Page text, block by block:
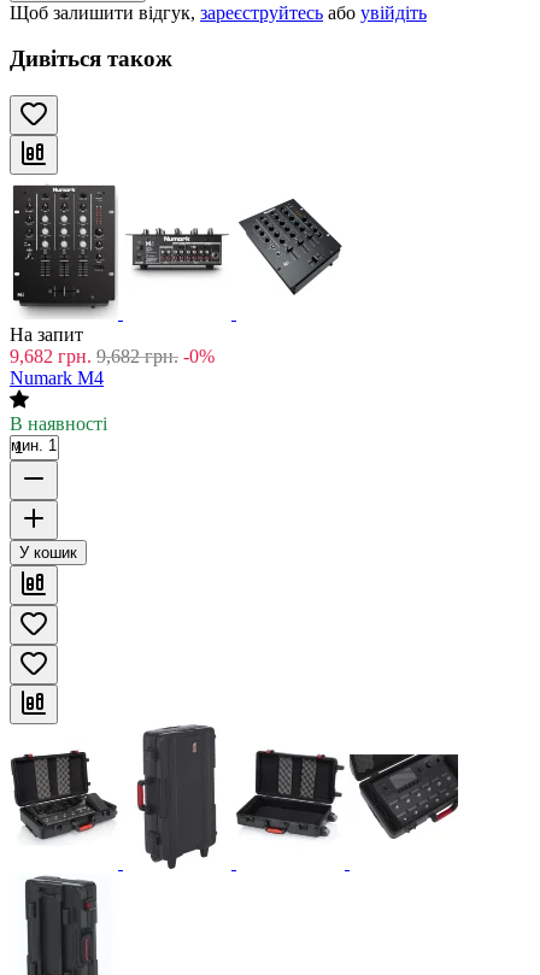
Щоб залишити відгук, зареєструйтесь або увійдіть
Дивіться також
На запит
9,682 грн. 9,682 грн. -0%
Numark M4
В наявності
мин. 1
У кошик